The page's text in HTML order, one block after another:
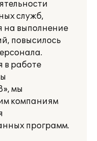
служб,
на выполнение
повысилось
в работе
мы
компаниям
программ.